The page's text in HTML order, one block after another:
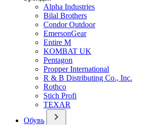
Alpha Industries
Bilal Brothers
Condor Outdoor
EmersonGear
Entire M
KOMBAT UK
Pentagon
Propper International
R & B Distributing Co., Inc.
Rothco
Stich Profi
TEXAR
Обувь